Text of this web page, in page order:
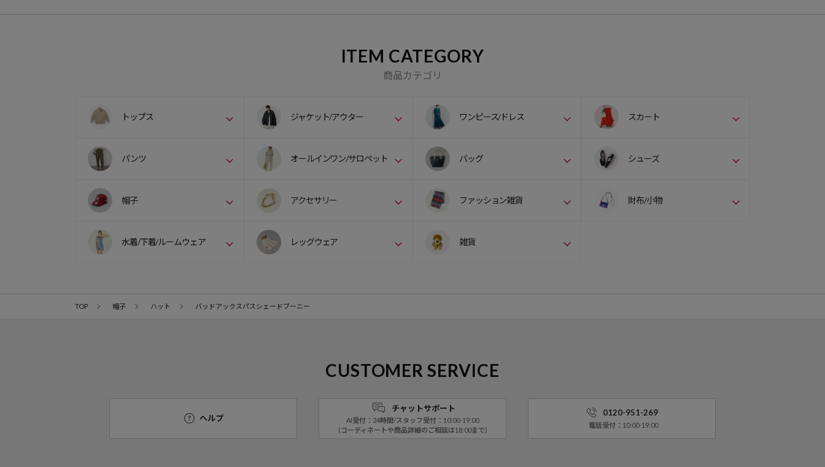
ITEM CATEGORY
商品カテゴリ
トップス ジャケット/アウター ワンピース/ドレス スカート
パンツ オールインワン/サロペット バッグ シューズ
帽子 アクセサリー ファッション雑貨 財布/小物
水着/下着/ルームウェア レッグウェア 雑貨
TOP 帽子 ハット バッドアックスパスシェードブーニー
CUSTOMER SERVICE
ヘルプ
チャットサポート
AI受付：24時間/スタッフ受付：10:00-19:00
(コーディネートや商品詳細のご相談は18:00まで)
0120-951-269
電話受付：10:00-19:00